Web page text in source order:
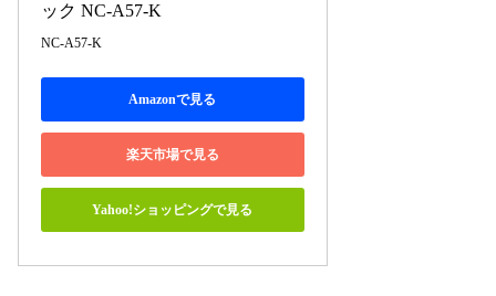
ック NC-A57-K
NC-A57-K
Amazonで見る
楽天市場で見る
Yahoo!ショッピングで見る